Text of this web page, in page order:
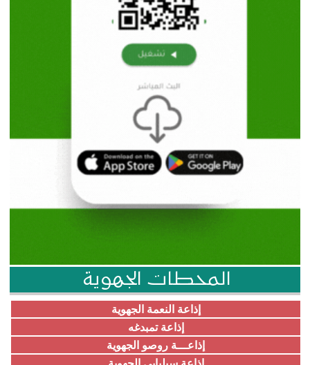
المحطات الجهوية
إذاعة النعمة الجهوية
إذاعة تمبدغه
إذاعـــة روصو الجهوية